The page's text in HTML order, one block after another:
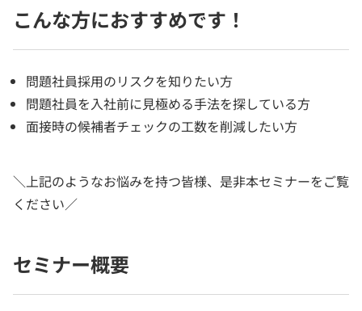
こんな方におすすめです！
問題社員採用のリスクを知りたい方
問題社員を入社前に見極める手法を探している方
面接時の候補者チェックの工数を削減したい方
＼上記のようなお悩みを持つ皆様、是非本セミナーをご覧
ください／
セミナー概要